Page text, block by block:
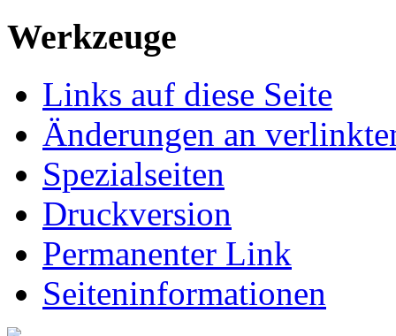
Werkzeuge
Links auf diese Seite
Änderungen an
Spezialseiten
Druckversion
Permanenter Link
Seiteninformationen